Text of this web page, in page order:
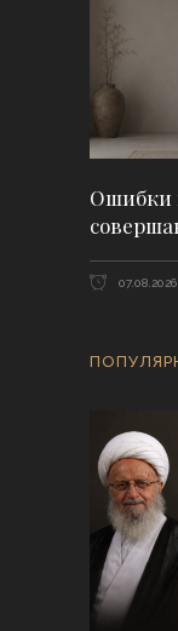
Ошибки
07.08.2026